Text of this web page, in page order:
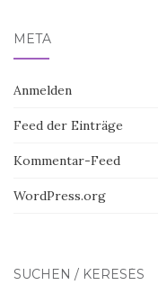
META
Anmelden
Feed der Einträge
Kommentar-Feed
WordPress.org
SUCHEN / KERESÉS